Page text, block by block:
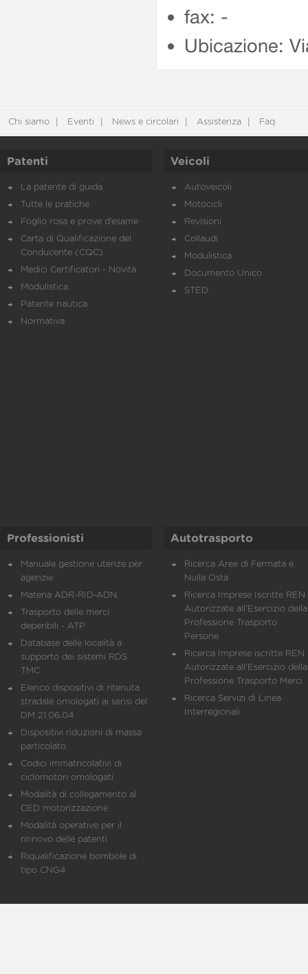
fax: -
Ubicazione:
Chi siamo Eventi News e circolari Assistenza Faq
Patenti
La patente di guida
Tutte le pratiche
Foglio rosa e prove d’esame
Carta di Qualificazione del
Conducente (CQC)
Medici Certificatori - Novità
Modulistica
Patente nautica
Normativa
Veicoli
Autoveicoli
Motocicli
Revisioni
Collaudi
Modulistica
Documento Unico
STED
Professionisti
Manuale gestione utenze per
agenzie
Materia ADR-RID-ADN
Trasporto delle merci
deperibili - ATP
Database delle località a
supporto dei sistemi RDS
TMC
Elenco dispositivi di ritenuta
stradale omologati ai sensi del
DM 21.06.04
Dispositivi riduzioni di massa
particolato
Codici immatricolativi di
ciclomotori omologati
Modalità di collegamento al
CED motorizzazione
Modalità operative per il
rinnovo delle patenti
Riqualificazione bombole di
tipo CNG4
Autotrasporto
Ricerca Aree di Fermata e
Nulla Osta
Ricerca Imprese Iscritte REN
Autorizzate all'Esercizio della
Professione Trasporto
Persone
Ricerca Imprese iscritte REN
Autorizzate all'Esercizio della
Professione Trasporto Merci
Ricerca Servizi di Linea
Interregionali